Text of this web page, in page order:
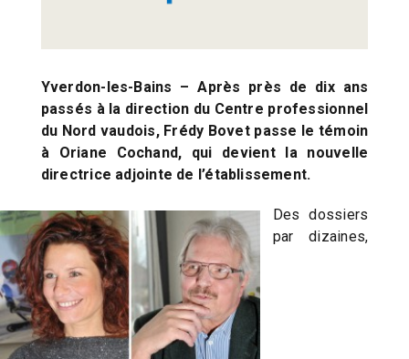
Yverdon-les-Bains – Après près de dix ans
passés à la direction du Centre professionnel
du Nord vaudois, Frédy Bovet passe le témoin
à Oriane Cochand, qui devient la nouvelle
directrice adjointe de l’établissement.
Des dossiers
par dizaines,